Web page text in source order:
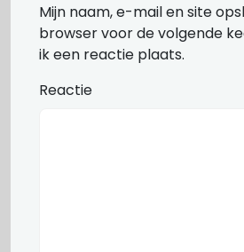
Mijn naam, e-mail en site
browser voor de volgende
ik een reactie plaats.
Reactie